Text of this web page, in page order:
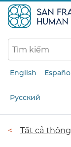
English
Русский
Đường
Tất cả